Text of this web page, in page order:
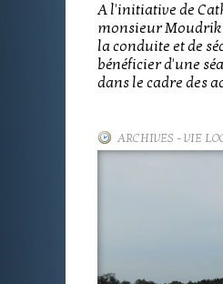
A l'initiative de
monsieur Moudrik
la conduite et de
bénéficier d'une
dans le cadre des
ARCHIVES -VIE